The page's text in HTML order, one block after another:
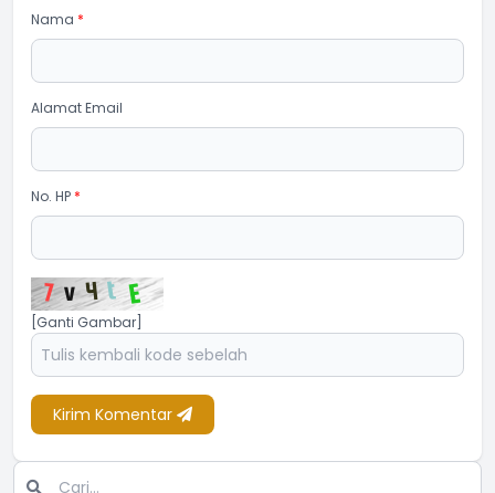
Nama *
Alamat Email
No. HP *
[Ganti Gambar]
Kirim Komentar